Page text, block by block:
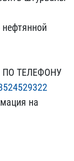
Т​ЕЛЕФОНУ
на